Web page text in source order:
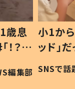
歳息
？」
編集部
小1か
ッド」
作り
#令和の
SNSで話